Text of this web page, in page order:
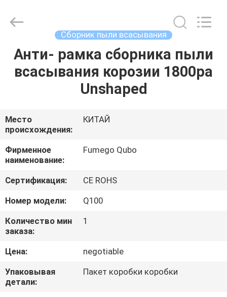
ДОМ
О
НАС
ПУТЕШЕСТВИЕ
ФАБРИКИ
ПРОВЕРКА
КАЧЕСТВА
СВЯЖИТЕСЬ
МЫ
Developed
Сборник пыли всасывания
Анти- рамка сборника пыли
всасывания корозии 1800pa
Unshaped
Место
происхождения:
КИТАЙ
Фирменное
наименование:
Fumego Qubo
Сертификация:
CE ROHS
Номер модели:
Q100
Количество мин
заказа:
1
Цена:
negotiable
Упаковывая
детали:
Пакет коробки коробки